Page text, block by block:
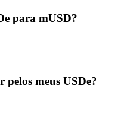
para mUSD?
pelos meus USDe?